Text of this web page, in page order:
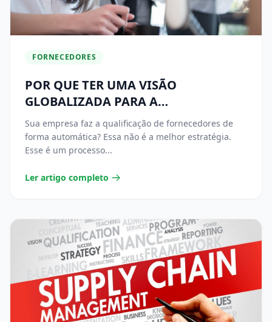
FORNECEDORES
POR QUE TER UMA VISÃO
GLOBALIZADA PARA A
QUALIFICAÇÃO DE FORNECEDORES?
Sua empresa faz a qualificação de fornecedores de
forma automática? Essa não é a melhor estratégia.
Esse é um processo...
Ler artigo completo